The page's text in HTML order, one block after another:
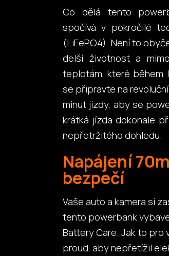
Co dělá tento
spočívá v pokročilé
(LiFePO4). Není to
delší životnost a
teplotám, které během
se připravte na
minut jízdy, aby se
krátká jízda dokonale
nepřetržitého dohledu.
Napájení
bezpečí
Vaše auto a kamera si
tento powerbank
Battery Care. Jak to pro
proud, aby nepřetížil